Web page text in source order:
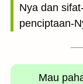
Nya dan
penciptaan-
Mau